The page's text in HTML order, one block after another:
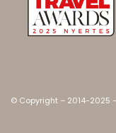
© Copyright – 2014-2025